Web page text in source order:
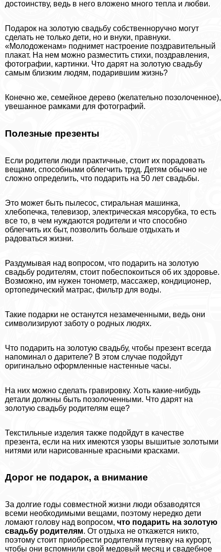
достоинству, ведь в него вложено много тепла и любви.
Подарок на золотую свадьбу собственноручно могут
сделать не только дети, но и внуки, правнуки.
«Молодоженам» поднимет настроение поздравительный
плакат. На нем можно разместить стихи, поздравления,
фотографии, картинки. Что дарят на золотую свадьбу
самым близким людям, подарившим жизнь?
Конечно же, семейное дерево (желательно позолоченное),
увешанное рамками для фотографий.
Полезные презенты
Если родители люди пpaктичные, стоит их порадовать
вещами, способными облегчить труд. Детям обычно не
сложно определить, что подарить на 50 лет свадьбы.
Это может быть пылесос, стиральная машинка,
хлебопечка, телевизор, электрическая мясорубка, то есть
все то, в чем нуждаются родители и что способно
облегчить их быт, позволить больше отдыхать и
радоваться жизни.
Раздумывая над вопросом, что подарить на золотую
свадьбу родителям, стоит побеспокоиться об их здоровье.
Возможно, им нужен тонометр, массажер, кондиционер,
ортопедический матрас, фильтр для воды.
Такие подарки не останутся незамеченными, ведь они
символизируют заботу о родных людях.
Что подарить на золотую свадьбу, чтобы презент всегда
напоминал о дарителе? В этом случае подойдут
оригинально оформленные настенные часы.
На них можно сделать гравировку. Хоть какие-нибудь
детали должны быть позолоченными. Что дарят на
золотую свадьбу родителям еще?
Текстильные изделия также подойдут в качестве
презента, если на них имеются узоры вышитые золотыми
нитями или нарисованные красными красками.
Дорог не подарок, а внимание
За долгие годы совместной жизни люди обзаводятся
всеми необходимыми вещами, поэтому нередко дети
ломают голову над вопросом, что подарить на золотую
свадьбу родителям. От отдыха не откажется никто,
поэтому стоит приобрести родителям путевку на курорт,
чтобы они вспомнили свой медовый месяц и свадебное